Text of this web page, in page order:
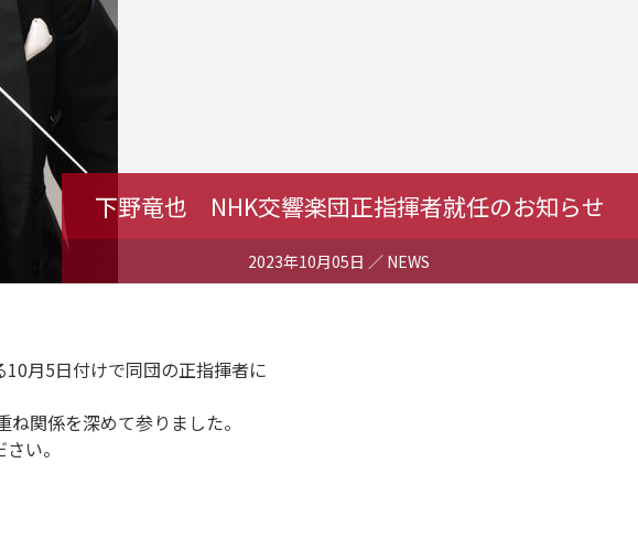
下野竜也 NHK交響楽団正指揮者就任のお知らせ
2023年10月05日 ／ NEWS
月5日付けで同団の正指揮者に
ね関係を深めて参りました。
い。